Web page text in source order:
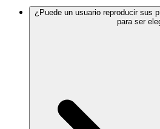
¿Puede un usuario reproducir sus
para ser